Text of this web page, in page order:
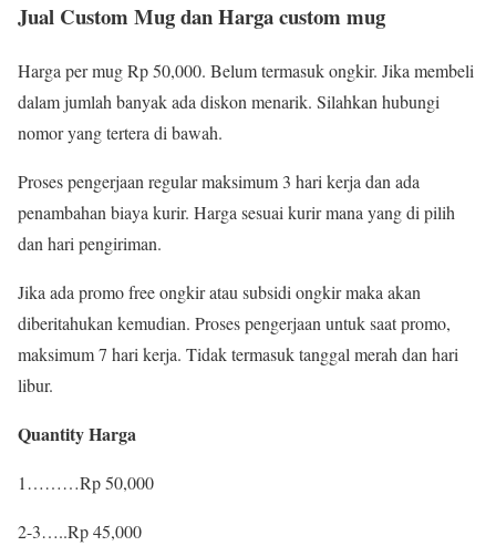
Jual Custom Mug dan Harga custom mug
Harga per mug Rp 50,000. Belum termasuk ongkir. Jika membeli
dalam jumlah banyak ada diskon menarik. Silahkan hubungi
nomor yang tertera di bawah.
Proses pengerjaan regular maksimum 3 hari kerja dan ada
penambahan biaya kurir. Harga sesuai kurir mana yang di pilih
dan hari pengiriman.
Jika ada promo free ongkir atau subsidi ongkir maka akan
diberitahukan kemudian. Proses pengerjaan untuk saat promo,
maksimum 7 hari kerja. Tidak termasuk tanggal merah dan hari
libur.
Quantity Harga
1………Rp 50,000
2-3…..Rp 45,000